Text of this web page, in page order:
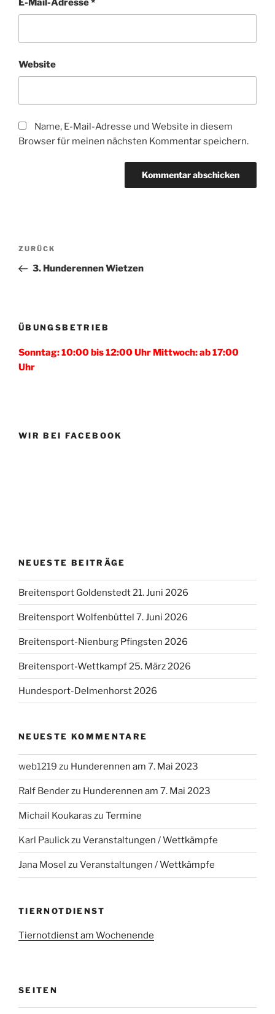
E-Mail-Adresse*
Website
Name, E-Mail-Adresse und Website in diesem
Browser für meinen nächsten Kommentar speichern.
Beitragsnavigation
Vorheriger
Beitrag
ZURÜCK
3. Hunderennen Wietzen
ÜBUNGSBETRIEB
Sonntag: 10:00 bis 12:00 Uhr Mittwoch: ab 17:00
Uhr
WIR BEI FACEBOOK
NEUESTE BEITRÄGE
Breitensport Goldenstedt 21. Juni 2026
Breitensport Wolfenbüttel 7. Juni 2026
Breitensport-Nienburg Pfingsten 2026
Breitensport-Wettkampf 25. März 2026
Hundesport-Delmenhorst 2026
NEUESTE KOMMENTARE
web1219 zu Hunderennen am 7. Mai 2023
Ralf Benderzu Hunderennen am 7. Mai 2023
Michail Koukaras zu Termine
Karl Paulickzu Veranstaltungen / Wettkämpfe
Jana Mosel zu Veranstaltungen / Wettkämpfe
TIERNOTDIENST
Tiernotdienst am Wochenende
SEITEN